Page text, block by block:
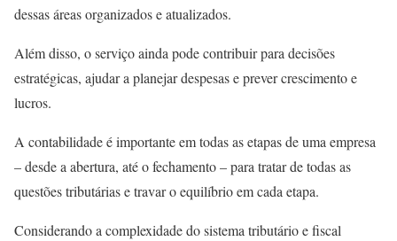
dessas áreas organizados e atualizados.
Além disso, o serviço ainda pode contribuir para decisões
estratégicas, ajudar a planejar despesas e prever crescimento e
lucros.
A contabilidade é importante em todas as etapas de uma empresa
– desde a abertura, até o fechamento – para tratar de todas as
questões tributárias e travar o equilíbrio em cada etapa.
Considerando a complexidade do sistema tributário e fiscal